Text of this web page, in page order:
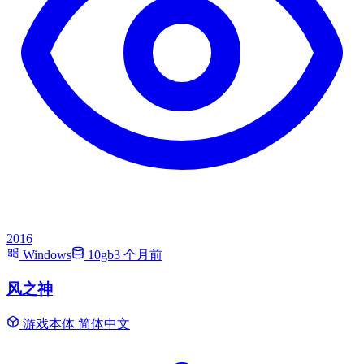
2016
Windows
10gb3 个月前
风之神
游戏本体 简体中文